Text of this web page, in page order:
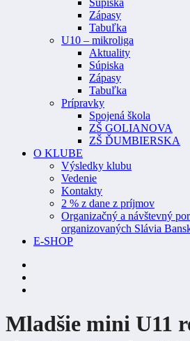
Súpiska
Zápasy
Tabuľka
U10 – mikroliga
Aktuality
Súpiska
Zápasy
Tabuľka
Prípravky
Spojená škola
ZŠ GOLIANOVA
ZŠ ĎUMBIERSKA
O KLUBE
Výsledky klubu
Vedenie
Kontakty
2 % z dane z príjmov
Organizačný a návštevný
organizovaných Slávia
E-SHOP
Mladšie mini U11